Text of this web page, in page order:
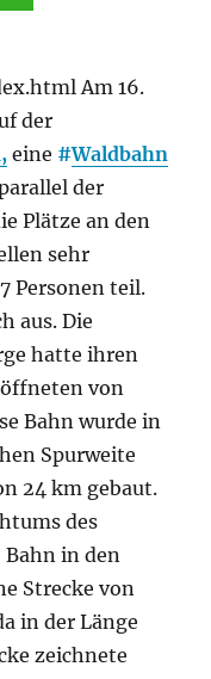
Am 16.
der
eine #Waldbahn
der
Plätze an den
sehr
Personen teil.
aus. Die
hatte ihren
von
Bahn wurde in
Spurweite
24 km gebaut.
des
in den
Strecke von
in der Länge
zeichnete